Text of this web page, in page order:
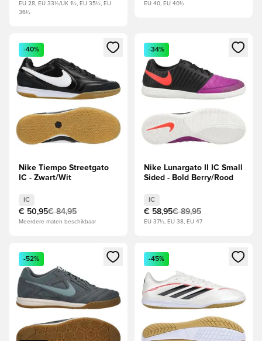
EU 28, EU 33½/UK 1½, EU 35½, EU
36½
EU 40, EU 40½
Opent een venster om in te loggen of je aan te melden als
-40%
Nike Tiempo Streetgato
IC - Zwart/Wit
IC
€ 50,95€ 84,95
Meerdere maten beschikbaar
Opent een venster om in te
-34%
Nike Lunargato II IC Small
Sided - Bold Berry/Rood
IC
€ 58,95€ 89,95
EU 37½, EU 38, EU 47
Opent een venster om in te loggen of je aan te melden als
-52%
Opent een venster om in te
-45%